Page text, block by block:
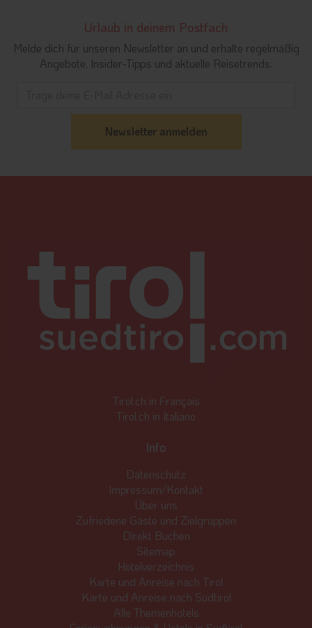
Urlaub in deinem Postfach
Melde dich für unseren Newsletter an und erhalte regelmäßig
Angebote, Insider-Tipps und aktuelle Reisetrends.
Tirol.ch in Français
Tirol.ch in Italiano
Info
Datenschutz
Impressum/Kontakt
Über uns
Zufriedene Gäste und Zielgruppen
Direkt Buchen
Sitemap
Hotelverzeichnis
Karte und Anreise nach Tirol
Karte und Anreise nach Südtirol
Alle Themenhotels